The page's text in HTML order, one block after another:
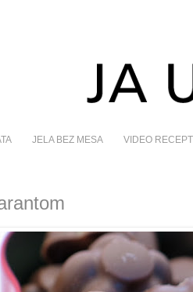
JELA BEZ MESA VIDEO